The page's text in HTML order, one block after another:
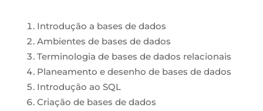
Introdução a bases de dados
Ambientes de bases de dados
Terminologia de bases de dados relacionais
Planeamento e desenho de bases de dados
Introdução ao SQL
Criação de bases de dados